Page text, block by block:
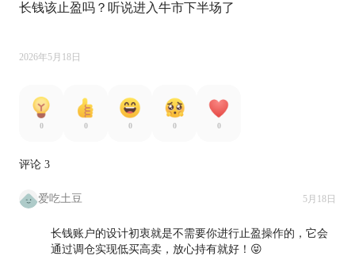
有行
加入我们
长钱该止盈吗？听说进入牛市下半场了
2026年5月18日
0 0 0 0 0
评论 3
爱吃土豆 5月18日
长钱账户的设计初衷就是不需要你进行止盈操作的，它会
通过调仓实现低买高卖，放心持有就好！😝